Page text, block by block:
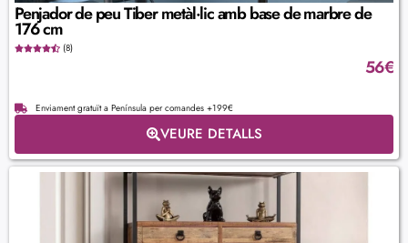
Penjador de peu Tiber metàl·lic amb base de marbre de
176 cm
(8)
56€
Enviament gratuït a Península per comandes +199€
VEURE DETALLS